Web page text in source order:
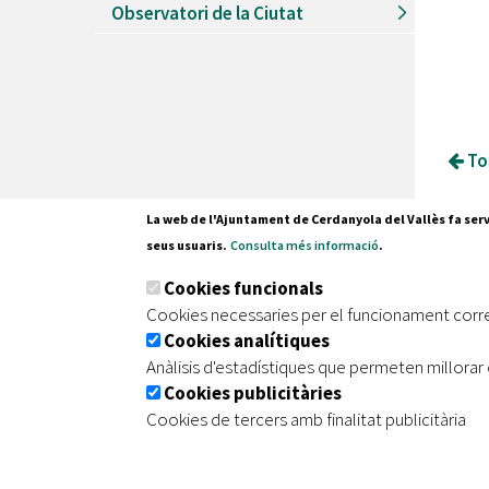
Observatori de la Ciutat
Tel.
| Avís legal | Protecció de dades
La web de l'Ajuntament de Cerdanyola del Vallès fa
seus usuaris. Consulta més informació.
Cookies funcionals
Cookies necessaries per el funcionament
Cookies analítiques
Anàlisis d'estadístiques que permeten
Cookies publicitàries
Cookies de tercers amb finalitat publicitària